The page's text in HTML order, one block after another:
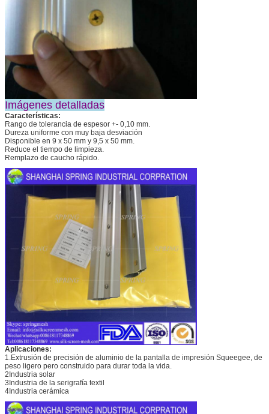
Imágenes detalladas
Características:
Rango de tolerancia de espesor +- 0,10 mm.
Dureza uniforme con muy baja desviación
Disponible en 9 x 50 mm y 9,5 x 50 mm.
Reduce el tiempo de limpieza.
Remplazo de caucho rápido.
Aplicaciones:
1.Extrusión de precisión de aluminio de la pantalla de impresión Squeegee, de
peso ligero pero construido para durar toda la vida.
2Industria solar
3Industria de la serigrafía textil
4Industria cerámica